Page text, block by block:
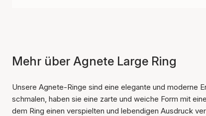
Mehr über Agnete Large Ring
Unsere Agnete-Ringe sind eine elegante und moderne
schmalen, haben sie eine zarte und weiche Form mit
dem Ring einen verspielten und lebendigen Ausdruck